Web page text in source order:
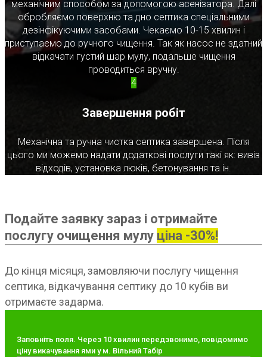
механічним способом за допомогою асенізатора. Далі
обробляємо поверхню та дно септика спеціальними
дезінфікуючими засобами. Чекаємо 10-15 хвилин і
приступаємо до ручного чищення. Так як насос не здатний
відкачати густий шар мулу, подальше чищення
проводиться вручну.
4
Завершення робіт
Механічна та ручна чистка септика завершена. Після
цього ми можемо надати додаткові послуги такі як: вивіз
відходів, установка люків, бетонування та ін.
Подайте заявку зараз і отримайте
послугу очищення мулу ціна -30%!
До кінця місяця, замовляючи послугу чищення
септика, відкачування септику до 10 кубів ви
отримаєте задарма.
Заповніть поля. Через 10 хвилин передзвонимо, повідомимо
ціну викачування ями у м. Вільний Табір